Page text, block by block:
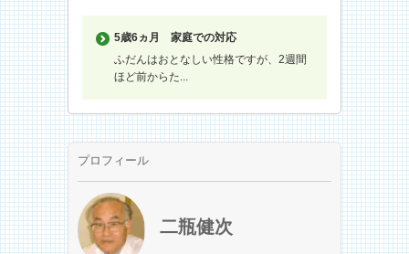
5歳6ヵ月
家庭での対応
ふだんはおとなしい性格ですが、2週間
ほど前からた...
プロフィール
二瓶健次